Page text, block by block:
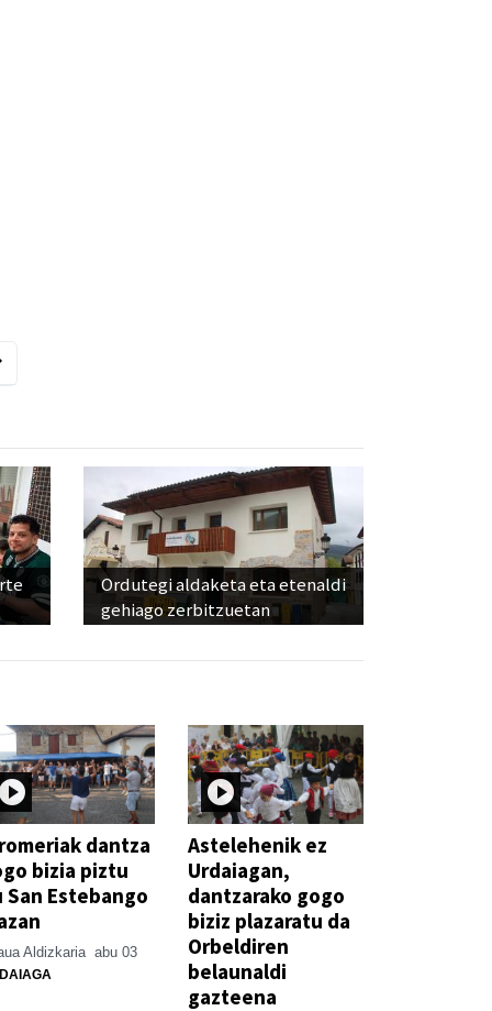
Ordutegi aldaketa eta etenaldi
gehiago zerbitzuetan
dantza
bizia piztu
San Estebango
Aldizkaria abu 03
Astelehenik ez
Urdaiagan,
dantzarako gogo
biziz plazaratu da
Orbeldiren
belaunaldi
gazteena